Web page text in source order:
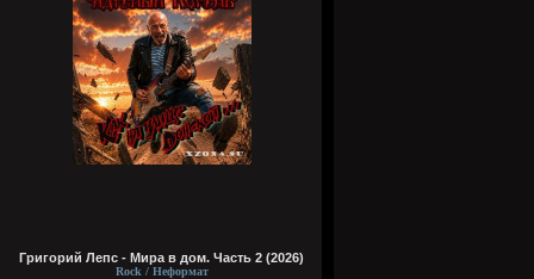
Григорий Лепс - Мира в дом. Часть 2 (2026)
Rock / Неформат